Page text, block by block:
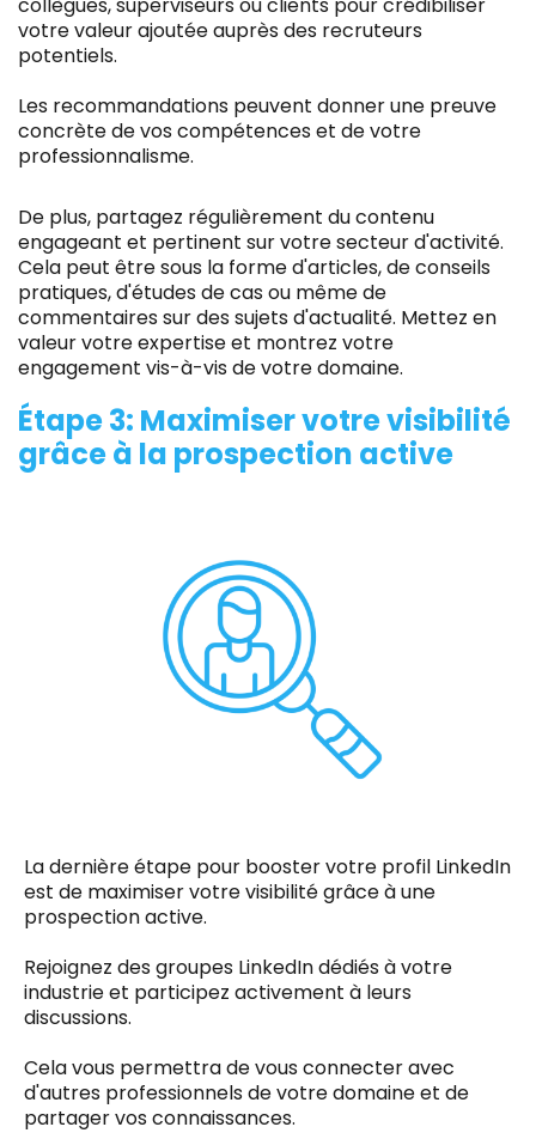
votre valeur ajoutée auprès des recruteurs
potentiels.
Les recommandations peuvent donner une preuve
concrète de vos compétences et de votre
professionnalisme.
De plus, partagez régulièrement du contenu
engageant et pertinent sur votre secteur d'activité.
Cela peut être sous la forme d'articles, de conseils
pratiques, d'études de cas ou même de
commentaires sur des sujets d'actualité. Mettez en
valeur votre expertise et montrez votre
engagement vis-à-vis de votre domaine.
Étape 3: Maximiser votre visibilité
grâce à la prospection active
La dernière étape pour booster votre profil LinkedIn
est de maximiser votre visibilité grâce à une
prospection active.
Rejoignez des groupes LinkedIn dédiés à votre
industrie et participez activement à leurs
discussions.
Cela vous permettra de vous connecter avec
d'autres professionnels de votre domaine et de
partager vos connaissances.